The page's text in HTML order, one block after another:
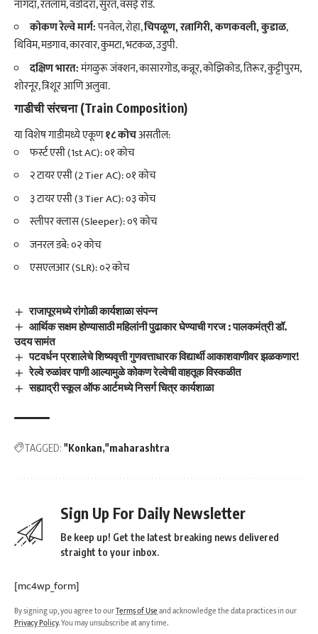
नागदा, रतलाम, वडोदरा, सुरत, वसई रोड.
कोकण रेल्वे मार्ग:पनवेल, रोहा,चिपळूण, रत्नागिरी, कणकवली, कुडाळ,
थिविम, मडगाव, कारवार, कुमटा, भटकळ, उडुपी.
दक्षिण भारत:मंगळुरू जंक्शन, कासारगोड, कन्नूर, कोझिकोड, तिरूर, कुट्टीपुरम,
शोरनूर, त्रिशूर आणि अलुवा.
गाडीची संरचना (Train Composition)
​या विशेष गाडीमध्ये एकूण१८ कोचअसतील:
​फर्स्ट एसी (1st AC): ०१ कोच
​२ टायर एसी (2 Tier AC): ०१ कोच
​३ टायर एसी (3 Tier AC): ०३ कोच
​स्लीपर क्लास (Sleeper): ०९ कोच
​जनरल डबे: ०२ कोच
​एसएलआर (SLR): ०२ कोच
राजापूरमध्ये रांगोळी कार्यशाळा संपन्न
आर्थिक सक्षम होण्यासाठी महिलांनी पुढाकार घेण्याची गरज : पालकमंत्री डॉ.
उदय सामंत
पटवर्धन प्रशालेचे शिष्यवृत्ती गुणवत्ताधारक विद्यार्थी आकाशवाणीवर झळकणार!
रेल्वे रुळांवर पाणी आल्यामुळे कोकण रेल्वेची वाहतूक विस्कळीत
सह्याद्री स्कूल ऑफ आर्टमध्ये निसर्ग चित्र कार्यशाळा
TAGGED: "Konkan "maharashtra
Sign Up For Daily Newsletter
Be keep up! Get the latest breaking news delivered
straight to your inbox.
[mc4wp_form]
By signing up, you agree to ourTerms of Useand acknowledge the data practices in our
Privacy Policy. You may unsubscribe at any time.